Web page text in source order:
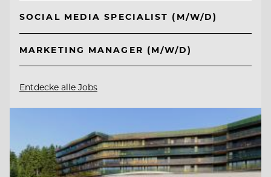
SOCIAL MEDIA SPECIALIST (M/W/D)
MARKETING MANAGER (M/W/D)
Entdecke alle Jobs